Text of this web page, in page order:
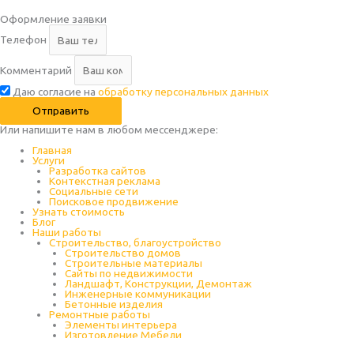
Оформление заявки
Телефон
Комментарий
Даю согласие на обработку персональных данных
Отправить
Или напишите нам в любом месcенджере:
Главная
Услуги
Разработка сайтов
Контекстная реклама
Социальные сети
Поисковое продвижение
Узнать стоимость
Блог
Наши работы
Строительство, благоустройство
Строительство домов
Строительные материалы
Сайты по недвижимости
Ландшафт, Конструкции, Демонтаж
Инженерные коммуникации
Бетонные изделия
Ремонтные работы
Элементы интерьера
Изготовление Мебели